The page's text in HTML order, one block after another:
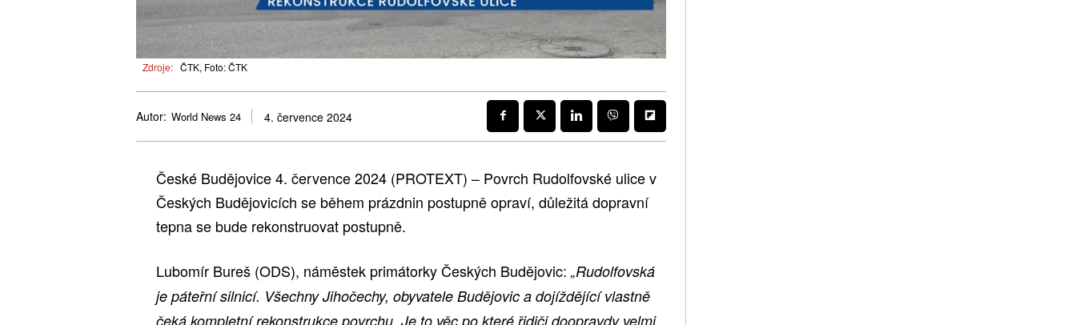
Zdroje: ČTK, Foto: ČTK
Autor: World News 24 4. července 2024
České Budějovice 4. července 2024 (PROTEXT) – Povrch Rudolfovské ulice v
Českých Budějovicích se během prázdnin postupně opraví, důležitá dopravní
tepna se bude rekonstruovat postupně.
Lubomír Bureš (ODS), náměstek primátorky Českých Budějovic: „Rudolfovská
je páteřní silnicí. Všechny Jihočechy, obyvatele Budějovic a dojíždějící vlastně
čeká kompletní rekonstrukce povrchu. Je to věc po které řidiči doopravdy velmi